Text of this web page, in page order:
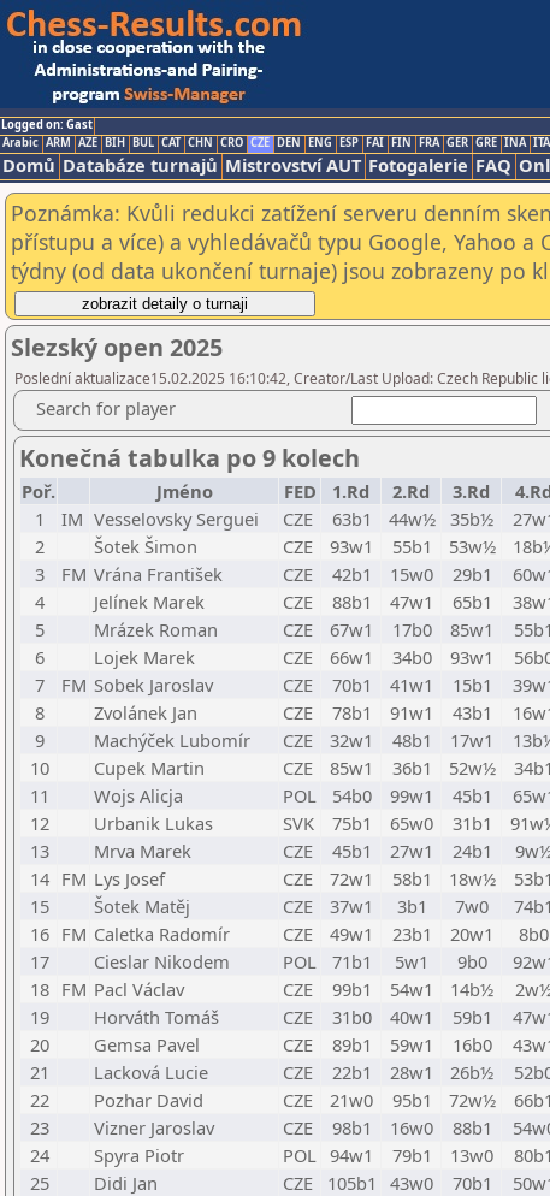
Logged on: Gast
Arabic ARM AZE BIH BUL CAT CHN CRO CZE DEN ENG ESP FAI FIN FRA GER GRE INA ITA
Domů Databáze turnajů Mistrovství AUT Fotogalerie FAQ
Poznámka: Kvůli redukci zatížení serveru denním
přístupu a více) a vyhledávačů typu Google, Yahoo a
týdny (od data ukončení turnaje) jsou zobrazeny po
Slezský open 2025
Poslední aktualizace15.02.2025 16:10:42, Creator/Last Upload: Czech Republic
Search for player
Konečná tabulka po 9 kolech
Poř. Jméno FED 1.Rd 2.Rd 3.Rd 4.Rd
1
IM Vesselovsky Serguei CZE 63b1 44w½ 35b½
2
Šotek Šimon CZE 93w1 55b1 53w½
3
FM Vrána František CZE 42b1 15w0 29b1
4
Jelínek Marek CZE 88b1 47w1 65b1
5
Mrázek Roman CZE 67w1 17b0 85w1 55b1
6
Lojek Marek CZE 66w1 34b0 93w1
7
FM Sobek Jaroslav CZE 70b1 41w1 15b1
8
Zvolánek Jan CZE 78b1 91w1 43b1
9
Machýček Lubomír CZE 32w1 48b1 17w1
10
Cupek Martin CZE 85w1 36b1 52w½ 34b1
11
Wojs Alicja POL 54b0 99w1 45b1
12
Urbanik Lukas SVK 75b1 65w0 31b1
13
Mrva Marek CZE 45b1 27w1 24b1
14 FM Lys Josef CZE 72w1 58b1 18w½ 53b1
15
Šotek Matěj CZE 37w1 3b1 7w0 74b1
16 FM Caletka Radomír CZE 49w1 23b1 20w1 8b0
17
Cieslar Nikodem POL 71b1 5w1 9b0
18 FM Pacl Václav CZE 99b1 54w1 14b½
19
Horváth Tomáš CZE 31b0 40w1 59b1
20
Gemsa Pavel CZE 89b1 59w1 16b0
21
Lacková Lucie CZE 22b1 28w1 26b½
22
Pozhar David CZE 21w0 95b1 72w½ 66b1
23
Vizner Jaroslav CZE 98b1 16w0 88b1
24
Spyra Piotr POL 94w1 79b1 13w0 80b1
25
Didi Jan CZE 105b1 43w0 70b1